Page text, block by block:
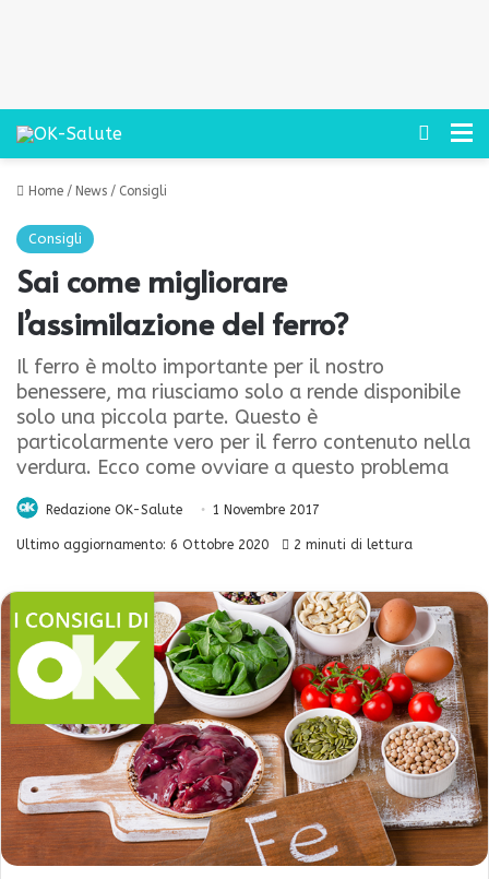
Cerca
Home / News / Consigli
Consigli
Sai come migliorare
l’assimilazione del ferro?
Il ferro è molto importante per il nostro
benessere, ma riusciamo solo a rende disponibile
solo una piccola parte. Questo è
particolarmente vero per il ferro contenuto nella
verdura. Ecco come ovviare a questo problema
Redazione OK-Salute 1 Novembre 2017
Ultimo aggiornamento: 6 Ottobre 2020 2 minuti di lettura